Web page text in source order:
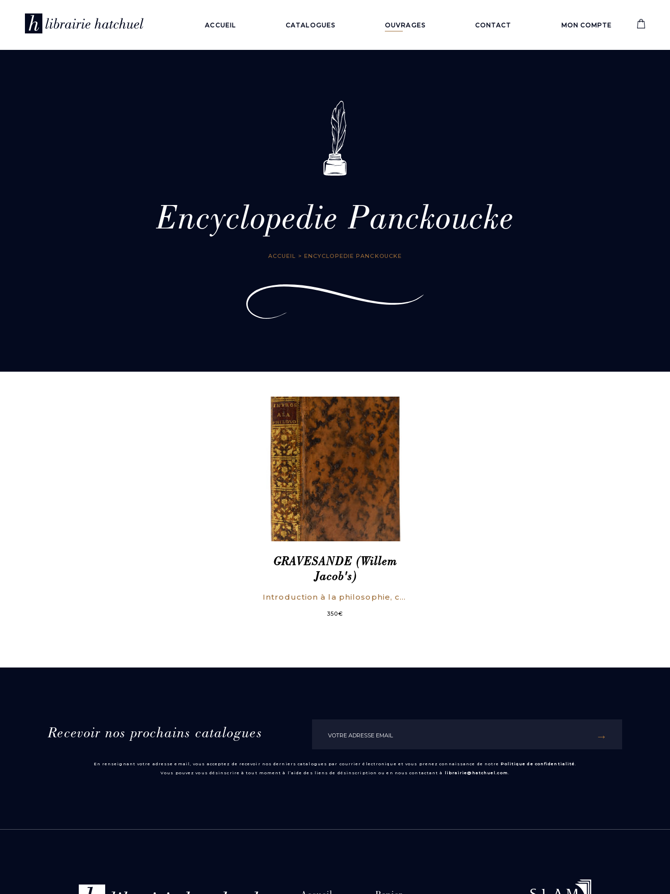
ACCUEIL CATALOGUES OUVRAGES CONTACT MON COMPTE
Encyclopedie Panckoucke
ACCUEIL > ENCYCLOPEDIE PANCKOUCKE
GRAVESANDE (Willem
Jacob's)
Introduction à la philosophie, contenant la métaphysique et la logique par G. J. ‘s Gravesande, traduite du latin [par Élie de Joncourt].
350€
Recevoir nos prochains catalogues
En renseignant votre adresse email, vous acceptez de recevoir nos derniers catalogues par courrier électronique et vous prenez connaissance de notre Politique de confidentialité.
Vous pouvez vous désinscrire à tout moment à l’aide des liens de désinscription ou en nous contactant à
librairie@hatchuel.com.